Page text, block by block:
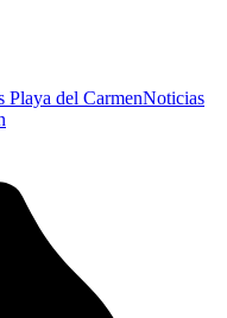
Playa del CarmenNoticias